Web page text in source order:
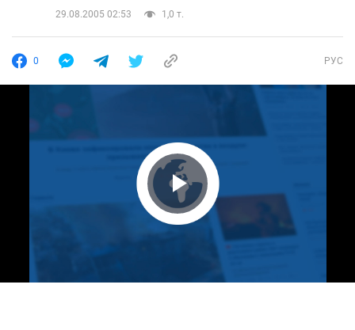
29.08.2005 02:53
1,0 т.
0 РУС
Play Video